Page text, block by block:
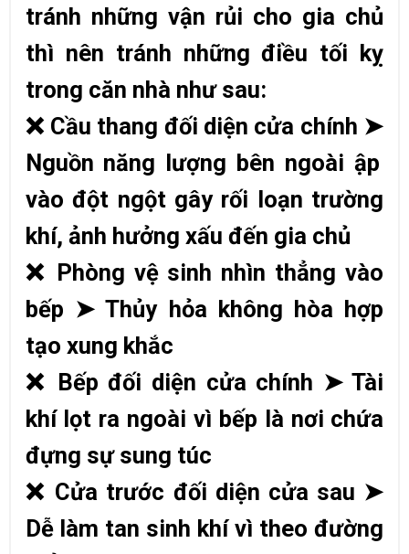
tránh những vận rủi cho gia chủ
thì nên tránh những điều tối kỵ
trong căn nhà như sau:
❌Cầu thang đối diện cửa chính ➤
Nguồn năng lượng bên ngoài ập
vào đột ngột gây rối loạn trường
khí, ảnh hưởng xấu đến gia chủ
❌ Phòng vệ sinh nhìn thẳng vào
bếp ➤Thủy hỏa không hòa hợp
tạo xung khắc
❌ Bếp đối diện cửa chính ➤Tài
khí lọt ra ngoài vì bếp là nơi chứa
đựng sự sung túc
❌ Cửa trước đối diện cửa sau ➤
Dễ làm tan sinh khí vì theo đường